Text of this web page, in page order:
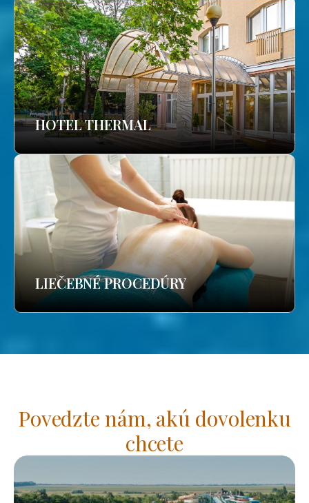
HOTEL THERMAL
LIEČEBNÉ PROCEDÚRY
Povedzte nám, akú dovolenku
chcete